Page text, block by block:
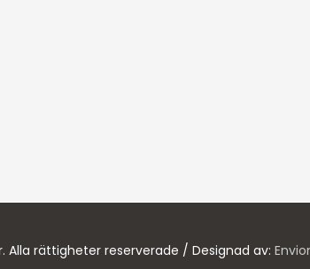
Alla rättigheter reserverade / Designad av: